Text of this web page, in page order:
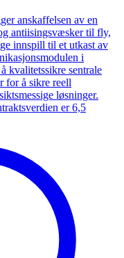
anskaffelsen av en
antiisingsvæsker til fly,
innspill til et utkast av
i
kvalitetssikre sentrale
for å sikre reell
løsninger.
er 6,5